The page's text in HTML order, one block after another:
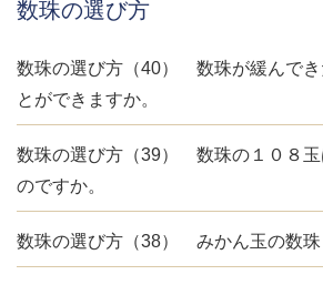
数珠の選び方
数珠の選び方（40） 数珠が緩んでき
とができますか。
数珠の選び方（39） 数珠の１０８玉
のですか。
数珠の選び方（38） みかん玉の数珠